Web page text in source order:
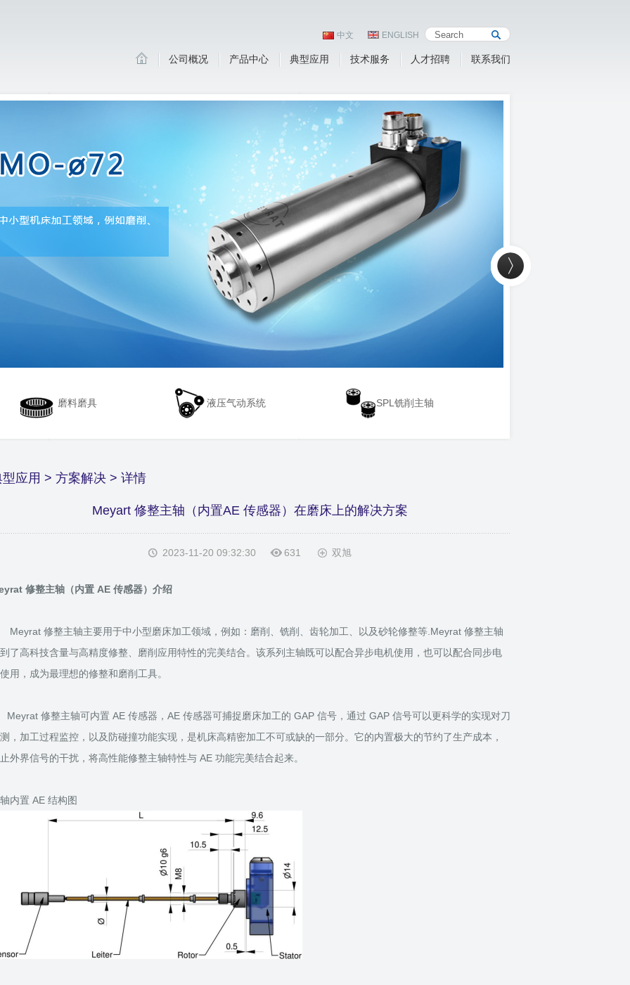
中文 ENGLISH
公司概况 产品中心 典型应用 技术服务 人才招聘 联系我们
磨料磨具 液压气动系统 SPL铣削主轴
应用 > 方案解决> 详情
Meyart 修整主轴（内置AE 传感器）在磨床上的解决方案
2023-11-20 09:32:30 631 双旭
修整主轴（内置 AE 传感器）介绍
修整主轴主要用于中小型磨床加工领域，例如：磨削、铣削、齿轮加工、以及砂轮修整等.Meyrat 修整主轴
了高科技含量与高精度修整、磨削应用特性的完美结合。该系列主轴既可以配合异步电机使用，也可以配合同步电
用，成为最理想的修整和磨削工具。
修整主轴可内置 AE 传感器，AE 传感器可捕捉磨床加工的 GAP 信号，通过 GAP 信号可以更科学的实现对刀
，加工过程监控，以及防碰撞功能实现，是机床高精密加工不可或缺的一部分。它的内置极大的节约了生产成本，
外界信号的干扰，将高性能修整主轴特性与 AE 功能完美结合起来。
内置 AE 结构图